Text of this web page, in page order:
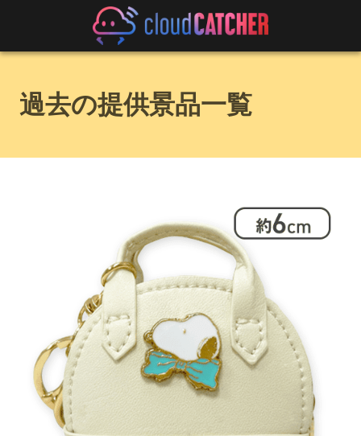
過去の提供景品一覧